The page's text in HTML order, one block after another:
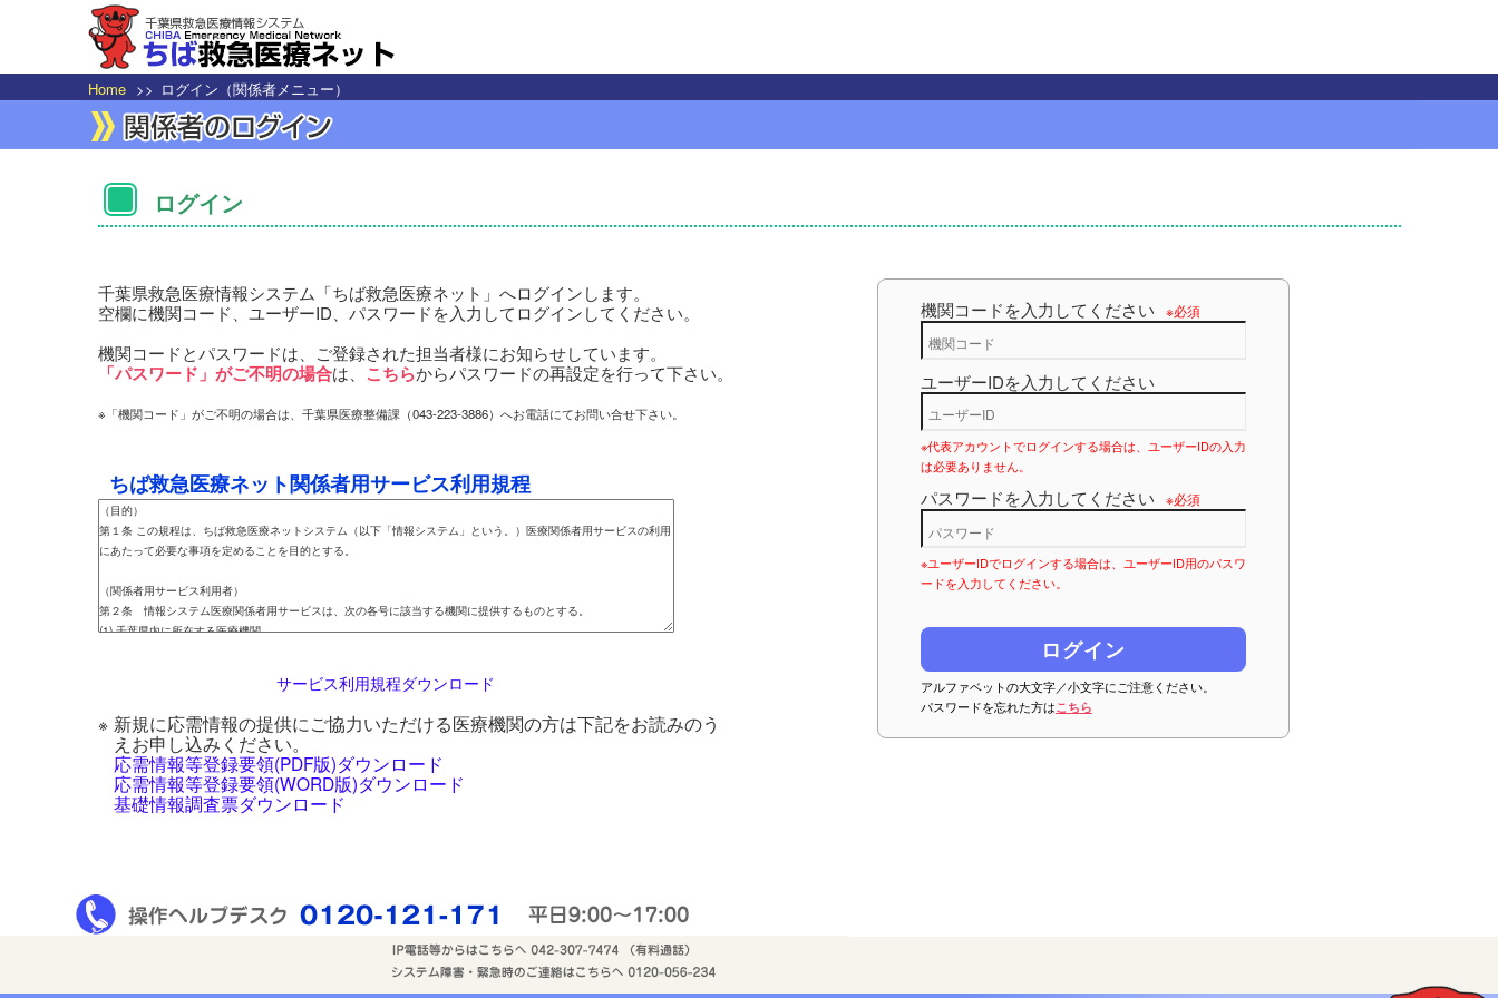
Home >> ログイン（関係者メニュー）
ログイン
千葉県救急医療情報システム「ちば救急医療ネット」へログインします。
空欄に機関コード、ユーザーID、パスワードを入力してログインしてください。
機関コードとパスワードは、ご登録された担当者様にお知らせしています。
「パスワード」がご不明の場合は、 こちらからパスワードの再設定を行って下さい。
※「機関コード」がご不明の場合は、千葉県医療整備課（043-223-3886）へお電話にてお問い合せ下さい。
ちば救急医療ネット関係者用サービス利用規程
サービス利用規程ダウンロード
※ 新規に応需情報の提供にご協力いただける医療機関の方は下記をお読みのう
えお申し込みください。
応需情報等登録要領(PDF版)ダウンロード
応需情報等登録要領(WORD版)ダウンロード
基礎情報調査票ダウンロード
機関コードを入力してください ※必須
ユーザーIDを入力してください
※代表アカウントでログインする場合は、ユーザーIDの入力
は必要ありません。
パスワードを入力してください ※必須
※ユーザーIDでログインする場合は、ユーザーID用のパスワ
ードを入力してください。
アルファベットの大文字／小文字にご注意ください。
パスワードを忘れた方はこちら